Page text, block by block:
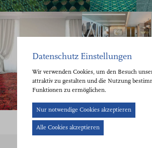
Datenschutz Einstellungen
Wir verwenden Cookies, um den Besuch
attraktiv zu gestalten und die Nutzung
Funktionen zu ermöglichen.
Nur notwendige Cookies akzeptieren
Alle Cookies akzeptieren
Cookie-